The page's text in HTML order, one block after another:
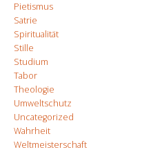
Pietismus
Satrie
Spiritualität
Stille
Studium
Tabor
Theologie
Umweltschutz
Uncategorized
Wahrheit
Weltmeisterschaft